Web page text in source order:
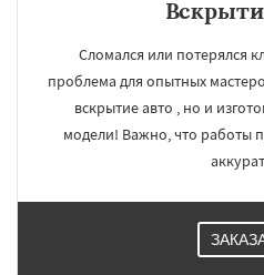
Сломался или потерялся
проблема для опытных
вскрытие авто , но и
модели! Важно, что работы